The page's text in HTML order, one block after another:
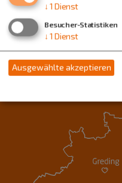
↓ 1 Dienst
Besucher-Statistiken
↓ 1 Dienst
Ausgewählte akzeptieren